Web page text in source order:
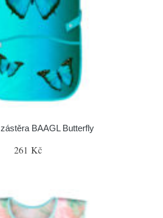
BAAGL Butterfly
261 Kč